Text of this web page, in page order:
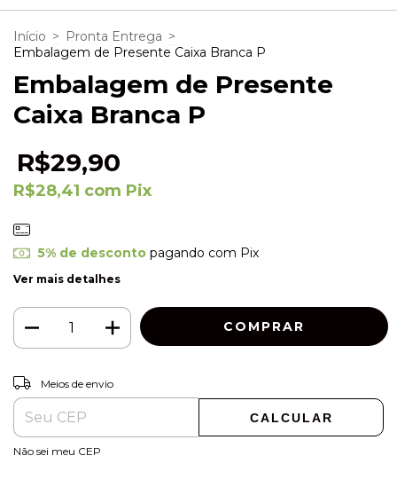
Início > Pronta Entrega >
Embalagem de Presente Caixa Branca P
Embalagem de Presente
Caixa Branca P
R$29,90
R$28,41 com Pix
5% de descontopagando com Pix
Ver mais detalhes
Entregas para o CEP:
Meios de envio
CALCULAR
Não sei meu CEP